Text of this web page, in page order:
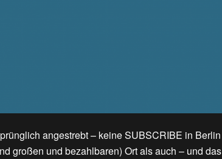
angestrebt – keine SUBSCRIBE in Berlin
großen und bezahlbaren) Ort als auch – und das